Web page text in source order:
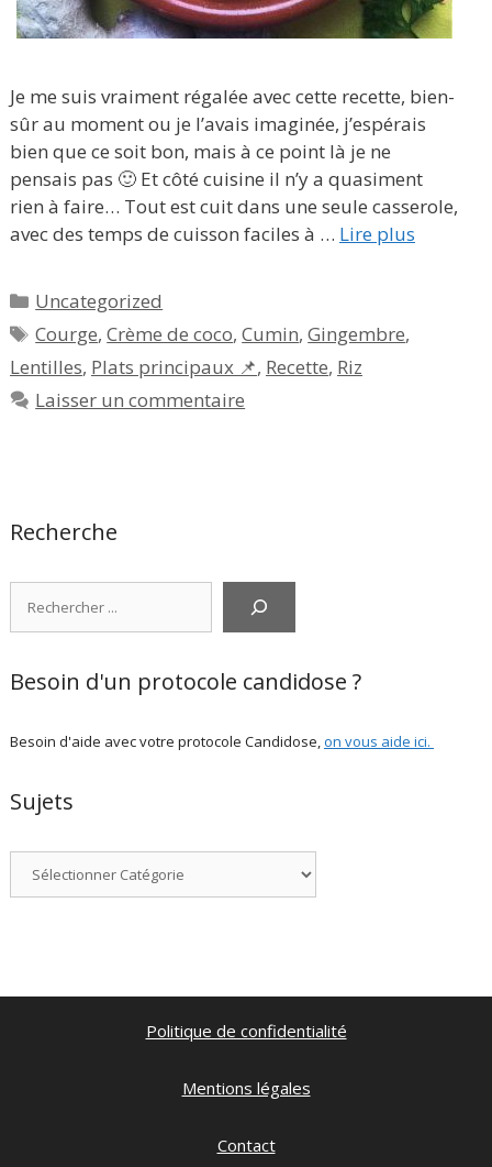
Je me suis vraiment régalée avec cette recette, bien-
sûr au moment ou je l’avais imaginée, j’espérais
bien que ce soit bon, mais à ce point là je ne
pensais pas 🙂 Et côté cuisine il n’y a quasiment
rien à faire… Tout est cuit dans une seule casserole,
avec des temps de cuisson faciles à … Lire plus
Catégories
Uncategorized
Étiquettes
Courge,Crème de coco,Cumin,Gingembre,
Lentilles, Plats principaux 📌, Recette, Riz
Laisser un commentaire
Recherche
Besoin d'un protocole candidose ?
Besoin d'aide avec votre protocole Candidose,on vous aide ici.
Sujets
Politique de confidentialité
Mentions légales
Contact